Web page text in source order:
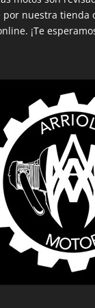
por nuestra tienda
¡Te